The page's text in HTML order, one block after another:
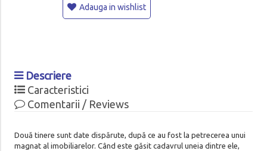
Adauga in wishlist
Descriere
Caracteristici
Comentarii / Reviews
Două tinere sunt date dispărute, după ce au fost la petrecerea unui
magnat al imobiliarelor. Când este găsit cadavrul uneia dintre ele,